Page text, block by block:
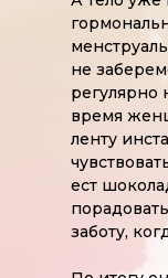
не
регулярно
время
ленту
ест
заботу,